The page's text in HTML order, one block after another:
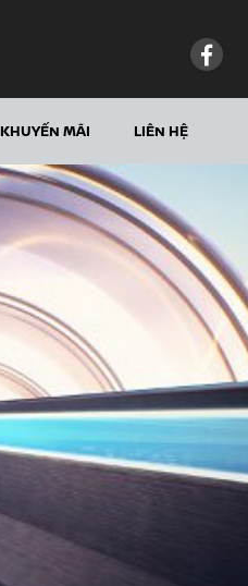
KHUYẾN MÃI LIÊN HỆ